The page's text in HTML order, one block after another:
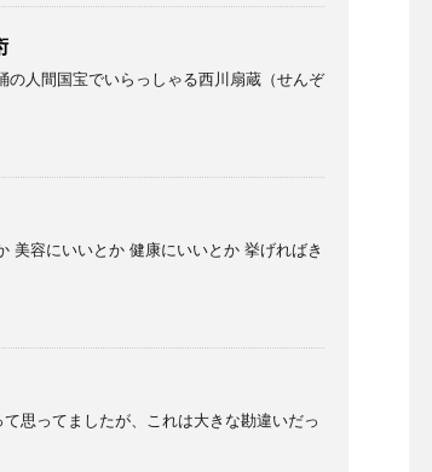
の人間国宝でいらっしゃる西川扇蔵（せんぞ
美容にいいとか 健康にいいとか 挙げればき
思ってましたが、これは大きな勘違いだっ